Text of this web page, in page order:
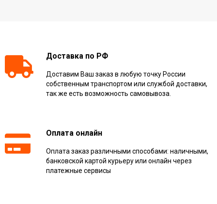
Доставка по РФ
Доставим Ваш заказ в любую точку России
собственным транспортом или службой доставки,
так же есть возможность самовывоза.
Оплата онлайн
Оплата заказ различными способами: наличными,
банковской картой курьеру или онлайн через
платежные сервисы